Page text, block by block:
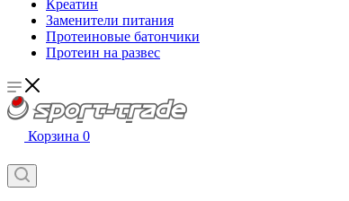
Креатин
Заменители питания
Протеиновые батончики
Протеин на развес
Корзина 0